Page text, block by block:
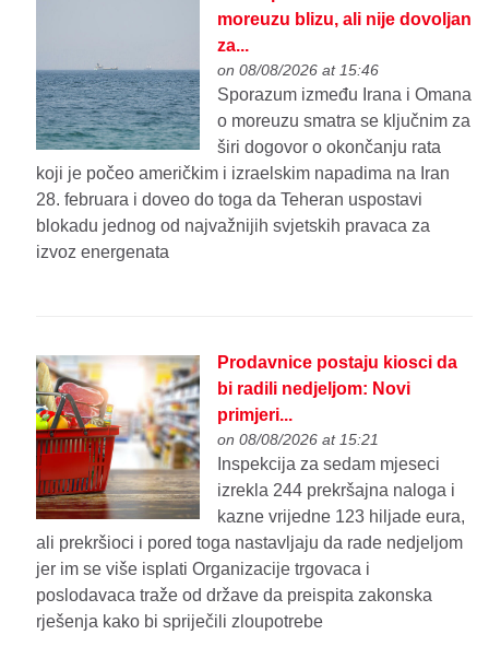
moreuzu blizu, ali nije dovoljan
za...
on 08/08/2026 at 15:46
Sporazum između Irana i Omana
o moreuzu smatra se ključnim za
širi dogovor o okončanju rata
koji je počeo američkim i izraelskim napadima na Iran
28. februara i doveo do toga da Teheran uspostavi
blokadu jednog od najvažnijih svjetskih pravaca za
izvoz energenata
Prodavnice postaju kiosci da
bi radili nedjeljom: Novi
primjeri...
on 08/08/2026 at 15:21
Inspekcija za sedam mjeseci
izrekla 244 prekršajna naloga i
kazne vrijedne 123 hiljade eura,
ali prekršioci i pored toga nastavljaju da rade nedjeljom
jer im se više isplati Organizacije trgovaca i
poslodavaca traže od države da preispita zakonska
rješenja kako bi spriječili zloupotrebe